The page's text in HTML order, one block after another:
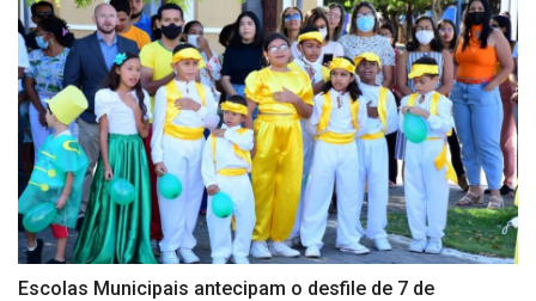
Escolas Municipais antecipam o desfile de 7 de